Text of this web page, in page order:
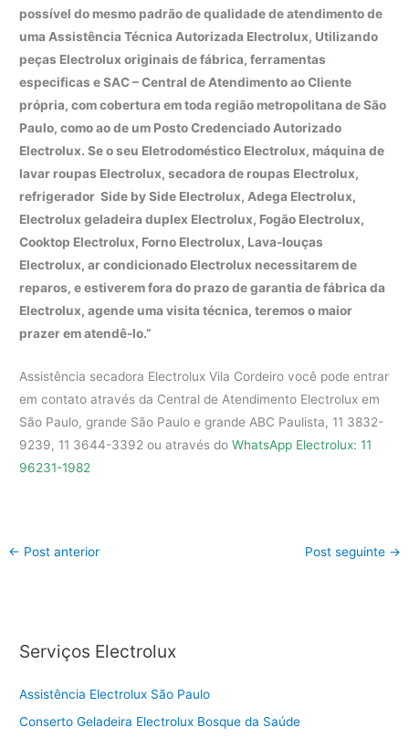
possível do mesmo padrão de qualidade de atendimento de
uma Assistência Técnica Autorizada Electrolux, Utilizando
peças Electrolux originais de fábrica, ferramentas
especificas e SAC – Central de Atendimento ao Cliente
própria, com cobertura em toda região metropolitana de São
Paulo, como ao de um Posto Credenciado Autorizado
Electrolux. Se o seu Eletrodoméstico Electrolux, máquina de
lavar roupas Electrolux, secadora de roupas Electrolux,
refrigerador Side by Side Electrolux, Adega Electrolux,
Electrolux geladeira duplex Electrolux, Fogão Electrolux,
Cooktop Electrolux, Forno Electrolux, Lava-louças
Electrolux, ar condicionado Electrolux necessitarem de
reparos, e estiverem fora do prazo de garantia de fábrica da
Electrolux, agende uma visita técnica, teremos o maior
prazer em atendê-lo.”
Assistência secadora Electrolux Vila Cordeiro você pode entrar
em contato através da Central de Atendimento Electrolux em
São Paulo, grande São Paulo e grande ABC Paulista, 11 3832-
9239, 11 3644-3392 ou através doWhatsApp Electrolux: 11
96231-1982
← Post anterior Post seguinte →
Serviços Electrolux
Assistência Electrolux São Paulo
Conserto Geladeira Electrolux Bosque da Saúde